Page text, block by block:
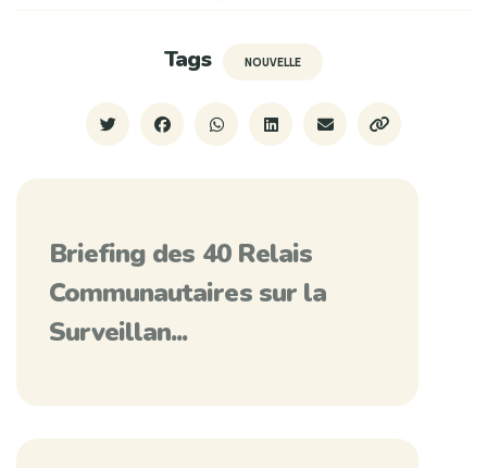
Tags NOUVELLE
Briefing des 40 Relais
Communautaires sur la
Surveillan...